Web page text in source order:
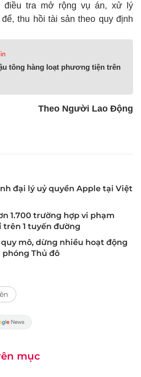
điều tra mở rộng vụ án, xử lý
thu hồi tài sản theo quy định
tông hàng loạt phương tiện trên
Theo Người Lao Động
đại lý uỷ quyền Apple tại Việt
1.700 trường hợp vi phạm
trên 1 tuyến đường
mô, dừng nhiều hoạt động
Thủ đô
mục